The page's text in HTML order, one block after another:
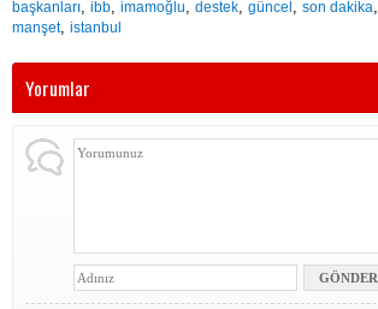
başkanları, ibb, imamoğlu, destek, güncel , son dakika,
manşet, istanbul
Yorumlar